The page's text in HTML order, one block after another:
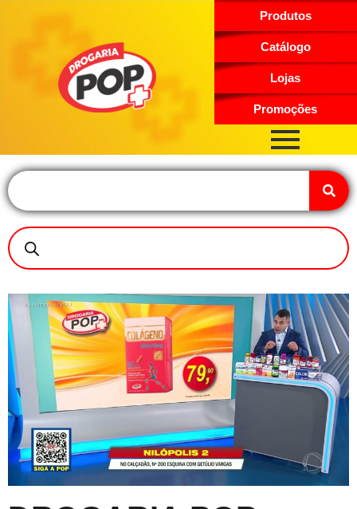
Produtos
Catálogo
Lojas
Promoções